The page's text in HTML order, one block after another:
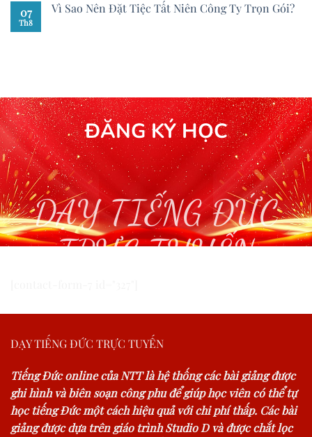
07
Th8
Vì Sao Nên Đặt Tiệc Tất Niên Công Ty Trọn Gói?
ĐĂNG KÝ HỌC
DẠY TIẾNG ĐỨC
TRỰC TUYẾN
DẠY TIẾNG ĐỨC TRỰC TUYẾN
Tiếng Đức online của NTT là hệ thống các bài giảng được
ghi hình và biên soạn công phu để giúp học viên có thể tự
học tiếng Đức một cách hiệu quả với chi phí thấp. Các bài
giảng được dựa trên giáo trình Studio D và được chắt lọc